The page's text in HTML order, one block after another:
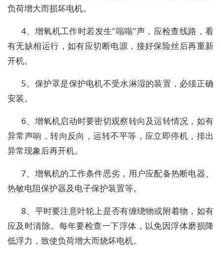
负荷增大而损坏电机。
4、增氧机工作时若发生"嗡嗡"声，应检查线路，看
有无缺相运行，如有应切断电源，接好保险丝后再重新
开机。
5、保护罩是保护电机不受水淋湿的装置，必须正确
安装。
6、增氧机启动时要密切观察转向及运转情况，如有
异常声响，转向反向，运转不平等，应立即停机，排出
异常现象后再开机。
7、增氧机的工作条件恶劣，用户应配备热断电器、
热敏电阻保护器及电子保护装置等。
8、平时要注意叶轮上是否有缠绕物或附着物，如有
应及时清除。每年要检查一下浮体，以免因浮体磨损降
低浮力，致使负荷增大而烧坏电机。